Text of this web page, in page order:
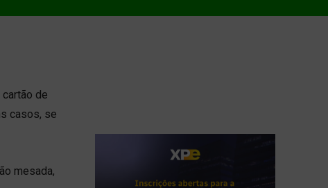
de
casos, se
mesada,